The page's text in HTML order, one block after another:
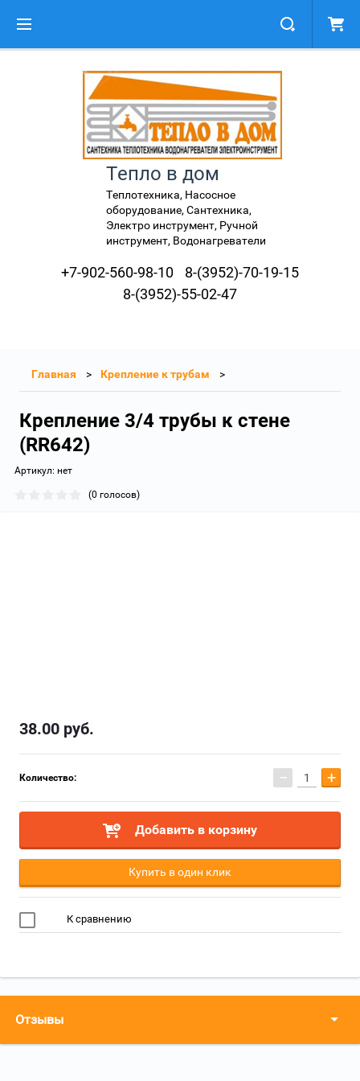
Тепло в дом
Теплотехника, Насосное
оборудование, Сантехника,
Электро инструмент, Ручной
инструмент, Водонагреватели
+7-902-560-98-10
8-(3952)-70-19-15
8-(3952)-55-02-47
Главная Крепление к трубам
Крепление 3/4 трубы к стене
(RR642)
Артикул: нет
(0 голосов)
38.00 руб.
Количество: − +
Добавить в корзину
Купить в один клик
К сравнению
Отзывы